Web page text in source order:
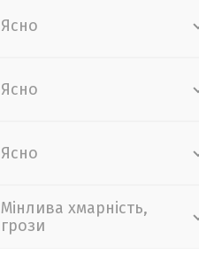
Ясно
Ясно
Ясно
Мінлива хмарність,
грози